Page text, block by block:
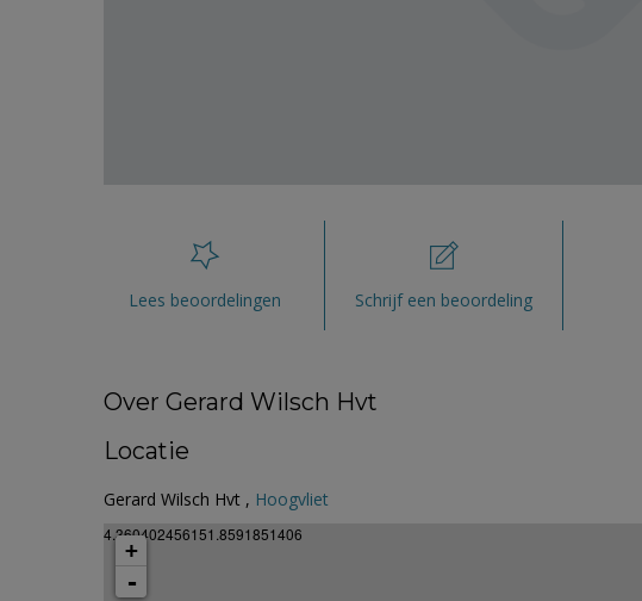
Lees beoordelingen Schrijf een beoordeling
Over Gerard Wilsch Hvt
Locatie
Gerard Wilsch Hvt , Hoogvliet
4.360402456151.8591851406
+
-